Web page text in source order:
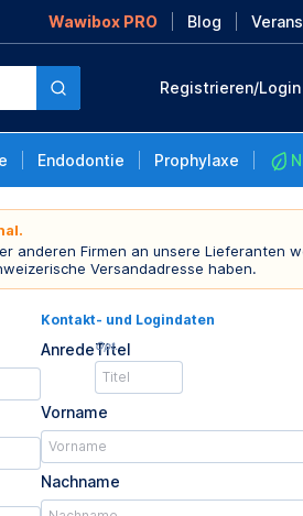
Wawibox PRO Blog
Registrieren/Login
Endodontie Prophylaxe
anderen Firmen an unsere Lieferanten
Versandadresse haben.
Kontakt- und Logindaten
AnredeTitel
Opt.
Vorname
Nachname